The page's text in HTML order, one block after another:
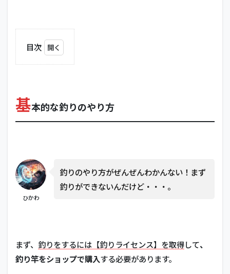
目次
な
釣
り
方
1.1
簡単
に釣
の？
1.2
基本的な釣りのやり方
ひかわ
釣りのやり方がぜんぜんわかんない！まず
釣りができないんだけど・・・。
まず、 釣りをするには【釣りライセンス】を取得して、
釣り竿をショップで購入する必要があります。